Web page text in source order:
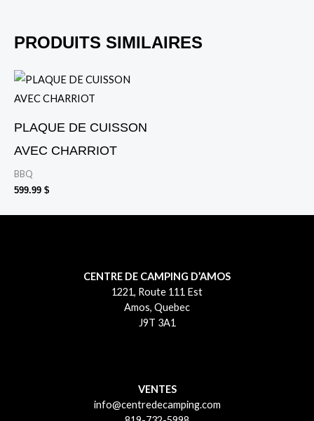
PRODUITS SIMILAIRES
PLAQUE DE CUISSON
AVEC CHARRIOT
BBQ
599.99 $
CENTRE DE CAMPING D’AMOS
1221, Route 111 Est
Amos, Quebec
J9T 3A1
VENTES
info@centredecamping.com